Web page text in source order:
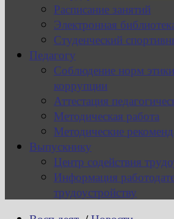
Расписание занятий
Электронная
Студенческий
Педагогу
Соблюдение норм
коррупции
Аттестация
Методическая работа
Методические
Выпускнику
Центр содействия
Информация
трудоустройству